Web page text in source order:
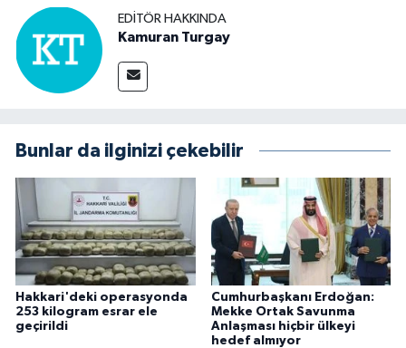
EDITÖR HAKKINDA
Kamuran Turgay
Bunlar da ilginizi çekebilir
Hakkari'deki operasyonda
253 kilogram esrar ele
geçirildi
Cumhurbaşkanı Erdoğan:
Mekke Ortak Savunma
Anlaşması hiçbir ülkeyi
hedef almıyor